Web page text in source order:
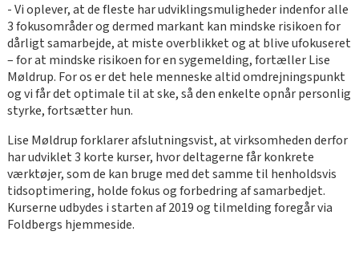
- Vi oplever, at de fleste har udviklingsmuligheder indenfor alle
3 fokusområder og dermed markant kan mindske risikoen for
dårligt samarbejde, at miste overblikket og at blive ufokuseret
– for at mindske risikoen for en sygemelding, fortæller Lise
Møldrup. For os er det hele menneske altid omdrejningspunkt
og vi får det optimale til at ske, så den enkelte opnår personlig
styrke, fortsætter hun.
Lise Møldrup forklarer afslutningsvist, at virksomheden derfor
har udviklet 3 korte kurser, hvor deltagerne får konkrete
værktøjer, som de kan bruge med det samme til henholdsvis
tidsoptimering, holde fokus og forbedring af samarbedjet.
Kurserne udbydes i starten af 2019 og tilmelding foregår via
Foldbergs hjemmeside.